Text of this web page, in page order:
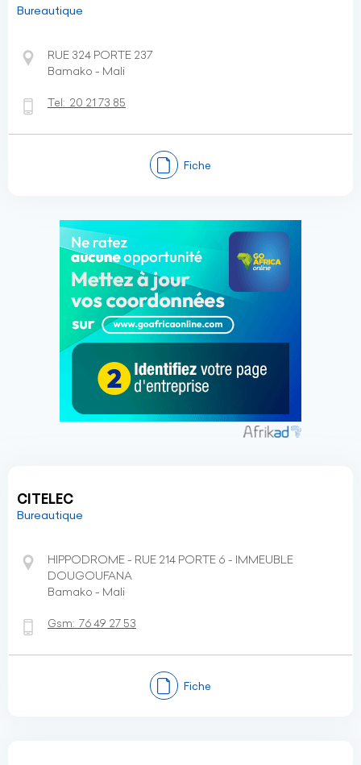
Bureautique
RUE 324 PORTE 237
Bamako - Mali
Tel: 20 21 73 85
Fiche
CITELEC
Bureautique
HIPPODROME - RUE 214 PORTE 6 - IMMEUBLE
DOUGOUFANA
Bamako - Mali
Gsm: 76 49 27 53
Fiche